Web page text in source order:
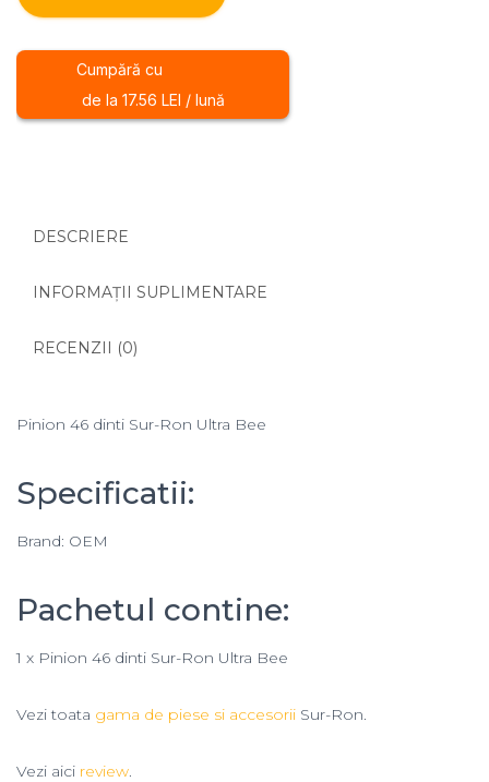
46
Sur-
Ultra
Cumpără cu
de la 17.56 LEI / lună
DESCRIERE
INFORMAȚII SUPLIMENTARE
RECENZII (0)
Pinion 46 dinti Sur-Ron Ultra Bee
Specificatii:
Brand: OEM
Pachetul contine:
1 x Pinion 46 dinti Sur-Ron Ultra Bee
Vezi toata gama de piese si accesorii Sur-Ron.
Vezi aici review.